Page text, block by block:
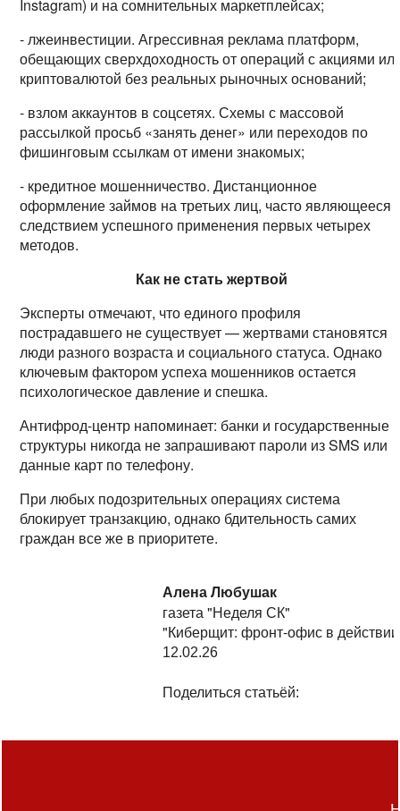
Instagram) и на сомнительных маркетплейсах;
- лжеинвестиции. Агрессивная реклама платформ,
обещающих сверхдоходность от операций с акциями
криптовалютой без реальных рыночных оснований;
- взлом аккаунтов в соцсетях. Схемы с массовой
рассылкой просьб «занять денег» или переходов по
фишинговым ссылкам от имени знакомых;
- кредитное мошенничество. Дистанционное
оформление займов на третьих лиц, часто являющееся
следствием успешного применения первых четырех
методов.
Как не стать жертвой
Эксперты отмечают, что единого профиля
пострадавшего не существует — жертвами становятся
люди разного возраста и социального статуса. Однако
ключевым фактором успеха мошенников остается
психологическое давление и спешка.
Антифрод-центр напоминает: банки и государственные
структуры никогда не запрашивают пароли из SMS или
данные карт по телефону.
При любых подозрительных операциях система
блокирует транзакцию, однако бдительность самих
граждан все же в приоритете.
Алена Любушак
газета "Неделя СК"
"Киберщит: фронт-офис в
12.02.26
Поделиться статьёй: